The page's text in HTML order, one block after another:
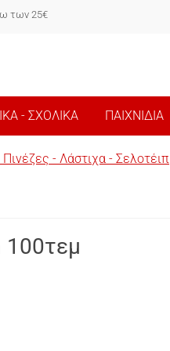
των 25€
- ΣΧΟΛΙΚΑ ΠΑΙΧΝΙΔΙΑ
- Λάστιχα - Σελοτέιπ